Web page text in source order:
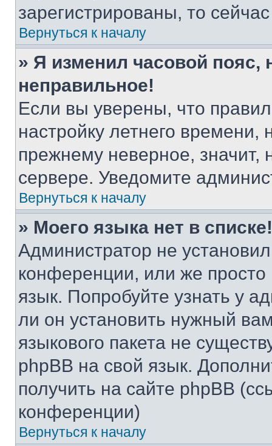
зарегистрированы, то
Вернуться к началу
» Я изменил часовой пояс,
неправильное!
Если вы уверены, что
настройку летнего
прежнему неверное, значит,
сервере. Уведомите
Вернуться к началу
» Моего языка нет в списке!
Администратор не
конференции, или же
язык. Попробуйте узнать у
ли он установить нужный
языкового пакета не
phpBB на свой язык.
получить на сайте phpBB
конференции)
Вернуться к началу